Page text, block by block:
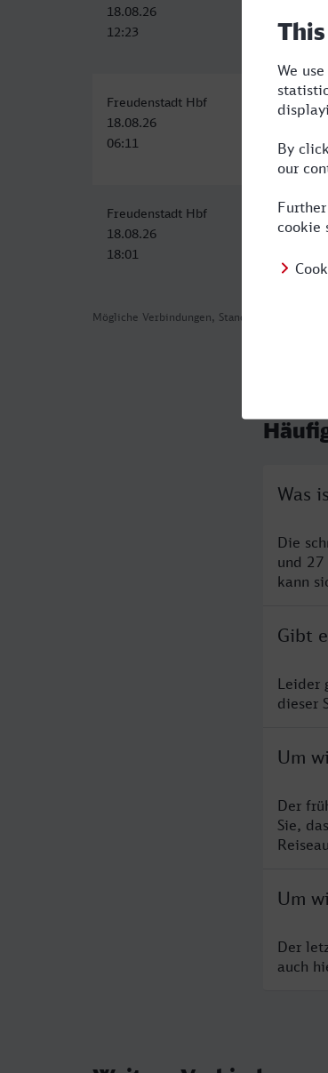
Mögliche Verbindungen, Stand: 2026-08-04
18.08.26
12:23
Freudenstadt Hbf
18.08.26
06:11
Freudenstadt Hbf
18.08.26
18:01
Was
Die
und 27
kann
Gibt
Leider
dieser
Um
Der
Sie,
Um
Der
auch